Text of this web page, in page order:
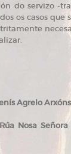
do servizo -
os casos que
Agrelo Arxóns
Rúa Nosa